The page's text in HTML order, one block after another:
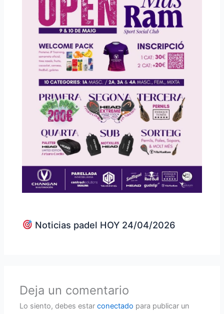
Noticias padel HOY 24/04/2026
Deja un comentario
Lo siento, debes estarconectado para publicar un